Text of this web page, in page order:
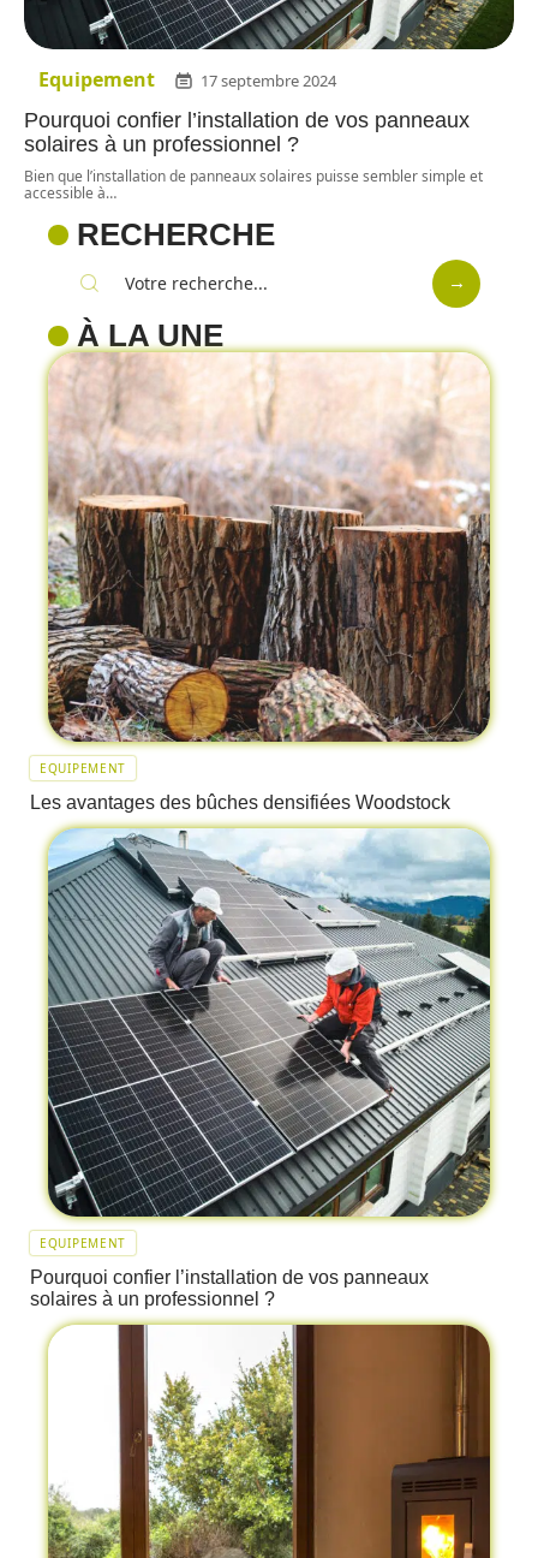
Equipement 17 septembre 2024
Pourquoi confier l’installation de vos panneaux
solaires à un professionnel ?
Bien que l’installation de panneaux solaires puisse sembler simple et
accessible à…
RECHERCHE
À LA UNE
EQUIPEMENT
Les avantages des bûches densifiées Woodstock
EQUIPEMENT
Pourquoi confier l’installation de vos panneaux
solaires à un professionnel ?